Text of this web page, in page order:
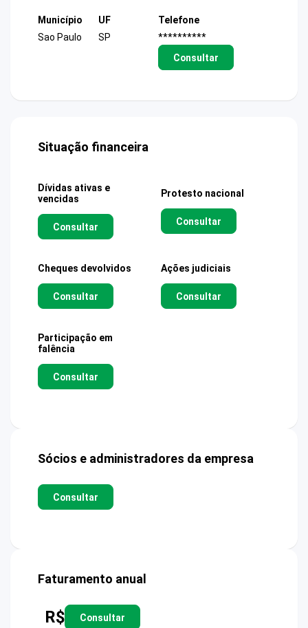
Município
Sao Paulo
UF
SP
Telefone
**********
Consultar
Situação financeira
Dívidas ativas e
vencidas
Consultar
Protesto nacional
Consultar
Cheques devolvidos
Consultar
Ações judiciais
Consultar
Participação em
falência
Consultar
Sócios e administradores da empresa
Consultar
Faturamento anual
R$ Consultar